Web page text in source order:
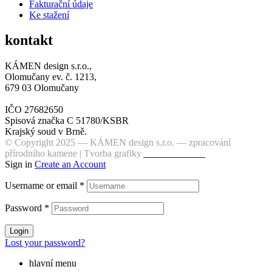
Fakturační údaje
Ke stažení
kontakt
KÁMEN design s.r.o.,
Olomučany ev. č. 1213,
679 03 Olomučany
IČO 27682650
Spisová značka C 51780/KSBR
Krajský soud v Brně.
© Copyright 2025 — KÁMEN design s.r.o. — zpracování
přírodního kamene | Tvorba grafiky
Sign in Create an Account
Username or email *
Password *
Login
Lost your password?
hlavní menu